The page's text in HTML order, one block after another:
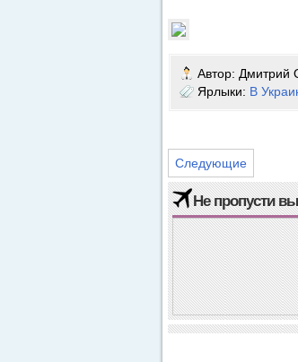
Автор: Дмитрий
Ярлыки: В
Следующие
Не пропусти